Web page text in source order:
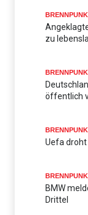
zu
öffentlich
Uefa
BMW
Drittel